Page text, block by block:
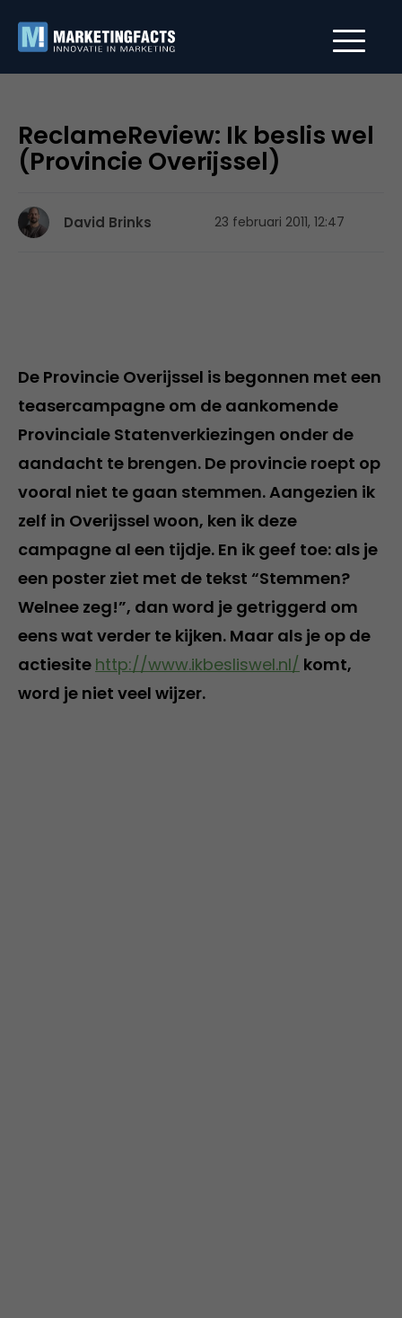
ReclameReview: Ik beslis wel
(Provincie Overijssel)
David Brinks 23 februari 2011, 12:47
De Provincie Overijssel is begonnen met een
teasercampagne om de aankomende
Provinciale Statenverkiezingen onder de
aandacht te brengen. De provincie roept op
vooral niet te gaan stemmen. Aangezien ik
zelf in Overijssel woon, ken ik deze
campagne al een tijdje. En ik geef toe: als je
een poster ziet met de tekst “Stemmen?
Welnee zeg!”, dan word je getriggerd om
eens wat verder te kijken. Maar als je op de
actiesite http://www.ikbesliswel.nl/ komt,
word je niet veel wijzer.